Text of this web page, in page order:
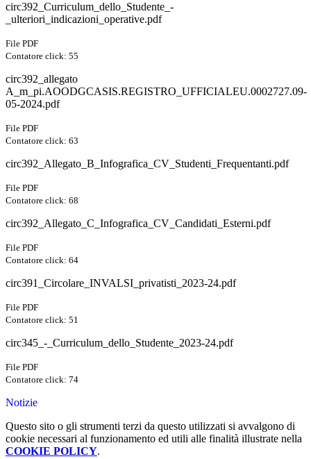
circ392_Curriculum_dello_Studente_-
_ulteriori_indicazioni_operative.pdf
File PDF
Contatore click: 55
circ392_allegato
A_m_pi.AOODGCASIS.REGISTRO_UFFICIALEU.0002727.09-
05-2024.pdf
File PDF
Contatore click: 63
circ392_Allegato_B_Infografica_CV_Studenti_Frequentanti.pdf
File PDF
Contatore click: 68
circ392_Allegato_C_Infografica_CV_Candidati_Esterni.pdf
File PDF
Contatore click: 64
circ391_Circolare_INVALSI_privatisti_2023-24.pdf
File PDF
Contatore click: 51
circ345_-_Curriculum_dello_Studente_2023-24.pdf
File PDF
Contatore click: 74
Notizie
Questo sito o gli strumenti terzi da questo utilizzati si avvalgono di
cookie necessari al funzionamento ed utili alle finalità illustrate nella
COOKIE POLICY.